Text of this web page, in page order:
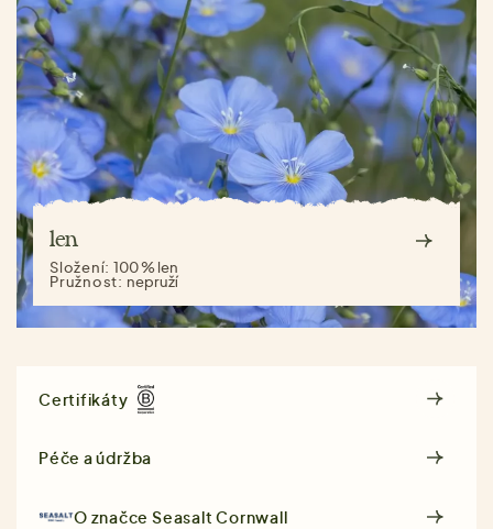
len
Složení:100 % len
Pružnost: nepruží
Certifikáty
Péče a údržba
O značceSeasalt Cornwall